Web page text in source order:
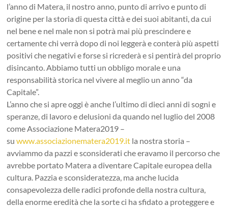
l’anno di Matera, il nostro anno, punto di arrivo e punto di
origine per la storia di questa città e dei suoi abitanti, da cui
nel bene e nel male non si potrà mai più prescindere e
certamente chi verrà dopo di noi leggerà e conterà più aspetti
positivi che negativi e forse si ricrederà e si pentirà del proprio
disincanto. Abbiamo tutti un obbligo morale e una
responsabilità storica nel vivere al meglio un anno “da
Capitale”.
L’anno che si apre oggi è anche l’ultimo di dieci anni di sogni e
speranze, di lavoro e delusioni da quando nel luglio del 2008
come Associazione Matera2019 –
suwww.associazionematera2019.it la nostra storia –
avviammo da pazzi e sconsiderati che eravamo il percorso che
avrebbe portato Matera a diventare Capitale europea della
cultura. Pazzia e sconsideratezza, ma anche lucida
consapevolezza delle radici profonde della nostra cultura,
della enorme eredità che la sorte ci ha sfidato a proteggere e